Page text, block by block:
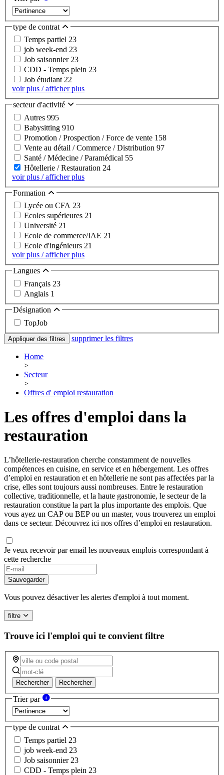
type de contrat
Temps partiel 23
job week-end 23
Job saisonnier 23
CDD - Temps plein 23
Job étudiant 22
voir plus / afficher plus
secteur d'activité
Autres 995
Babysitting 910
Promotion / Prospection / Force de vente 158
Vente au détail / Commerce / Distribution 97
Santé / Médecine / Paramédical 55
Hôtellerie / Restauration 24
voir plus / afficher plus
Formation
Lycée ou CFA 23
Ecoles supérieures 21
Université 21
Ecole de commerce/IAE 21
Ecole d'ingénieurs 21
voir plus / afficher plus
Langues
Français 23
Anglais 1
Désignation
TopJob
Appliquer des filtres supprimer les filtres
Home
>
Secteur
>
Offres d' emploi restauration
Les offres d'emploi dans la
restauration
L’hôtellerie-restauration cherche constamment de nouvelles
compétences en cuisine, en service et en hébergement. Les offres
d’emploi en restauration et en hôtellerie ne sont pas affectées par la
crise, elles sont toujours aussi nombreuses. Entre le restauration
collective, traditionnelle, et la haute gastronomie, le secteur de la
restauration constitue la part la plus importante des emplois. Que
vous ayez un CAP ou BEP ou un master, vous trouverez un emploi
dans ce secteur. Découvrez ici nos offres d’emploi en restauration.
Je veux recevoir par email les nouveaux emplois correspondant à
cette recherche
If
you
are
a
ignore
this
field
Sauvegarder
Vous pouvez désactiver les alertes d'emploi à tout moment.
filtre
Trouve ici l'emploi qui te convient filtre
Rechercher Rechercher
Trier par
type de contrat
Temps partiel 23
job week-end 23
Job saisonnier 23
CDD - Temps plein 23